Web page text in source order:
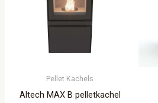
Pellet Kachels
Altech MAX B pelletkachel